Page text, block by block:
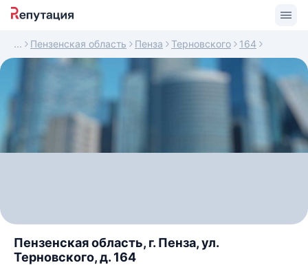
Пензенская область Пенза Терновского 164
Пензенская область, г. Пенза, ул.
Терновского, д. 164